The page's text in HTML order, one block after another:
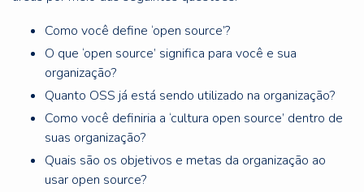
Como você define ‘open source’?
O que ‘open source’ significa para você e sua
organização?
Quanto OSS já está sendo utilizado na organização?
Como você definiria a ‘cultura open source’ dentro de
suas organização?
Quais são os objetivos e metas da organização ao
usar open source?